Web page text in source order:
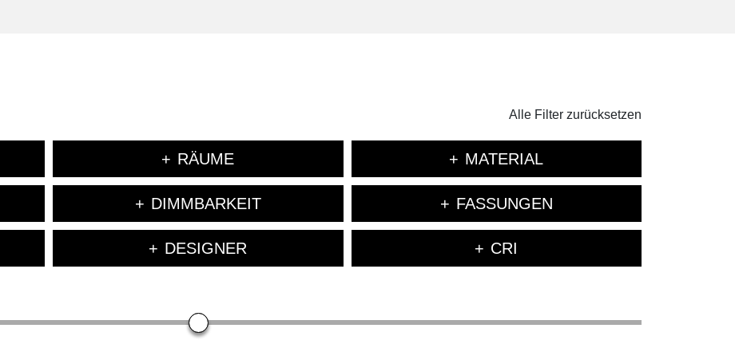
Alle Filter zurücksetzen
RÄUME MATERIAL
DIMMBARKEIT FASSUNGEN
DESIGNER CRI